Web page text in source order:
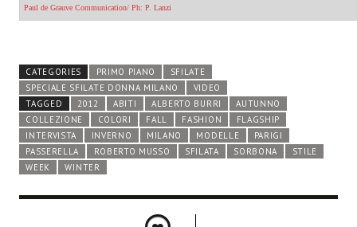
CATEGORIES PRIMO PIANO
SFILATE
SPECIALE SFILATE DONNA MILANO
VIDEO
TAGGED
2012 ABITI ALBERTO BURRI
AUTUNNO
COLLEZIONE
COLORI FALL FASHION
FLAGSHIP
INTERVISTA
INVERNO MILANO MODELLE
PARIGI
PASSERELLA
ROBERTO MUSSO SFILATA SORBONA
STILE
WEEK
WINTER